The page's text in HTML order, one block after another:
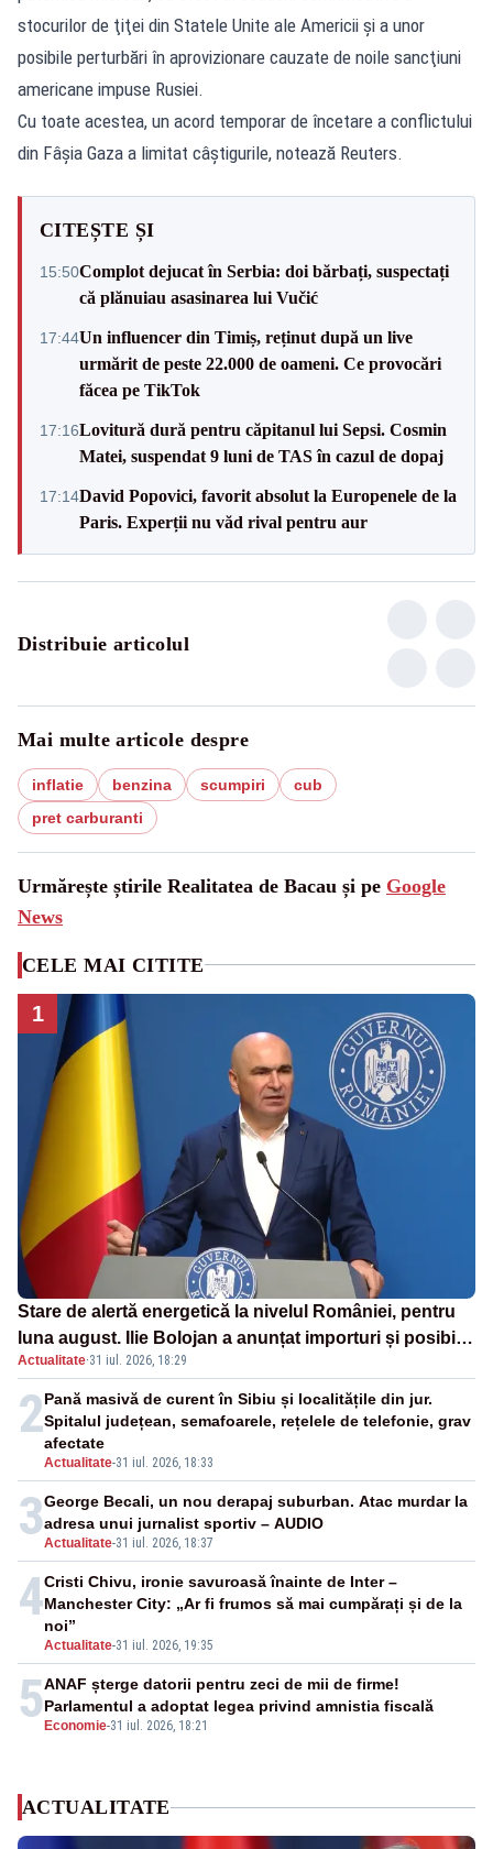
stocurilor de ţiţei din Statele Unite ale Americii şi a unor
posibile perturbări în aprovizionare cauzate de noile sancţiuni
americane impuse Rusiei.
Cu toate acestea, un acord temporar de încetare a conflictului
din Fâșia Gaza a limitat câştigurile, notează Reuters.
CITEȘTE ȘI
15:50Complot dejucat în Serbia: doi bărbați, suspectați
că plănuiau asasinarea lui Vučić
17:44Un influencer din Timiș, reținut după un live
urmărit de peste 22.000 de oameni. Ce provocări
făcea pe TikTok
17:16Lovitură dură pentru căpitanul lui Sepsi. Cosmin
Matei, suspendat 9 luni de TAS în cazul de dopaj
17:14David Popovici, favorit absolut la Europenele de la
Paris. Experții nu văd rival pentru aur
Distribuie articolul
Mai multe articole despre
inflatie benzina scumpiri
cub
pret carburanti
Urmărește știrile Realitatea de Bacau și pe Google
News
CELE MAI CITITE
1
Stare de alertă energetică la nivelul României, pentru
luna august. Ilie Bolojan a anunțat importuri și posibile
restricții – VIDEO
Actualitate·31 iul. 2026, 18:29
2
Actualitate-31 iul. 2026, 18:33
Pană masivă de curent în Sibiu și localitățile din jur.
Spitalul județean, semafoarele, rețelele de telefonie, grav
afectate
3Actualitate-31 iul. 2026, 18:37
George Becali, un nou derapaj suburban. Atac murdar la
adresa unui jurnalist sportiv – AUDIO
4
Actualitate-31 iul. 2026, 19:35
Cristi Chivu, ironie savuroasă înainte de Inter –
Manchester City: „Ar fi frumos să mai cumpărați și de la
noi”
5 Economie-31 iul. 2026, 18:21
ANAF șterge datorii pentru zeci de mii de firme!
Parlamentul a adoptat legea privind amnistia fiscală
ACTUALITATE